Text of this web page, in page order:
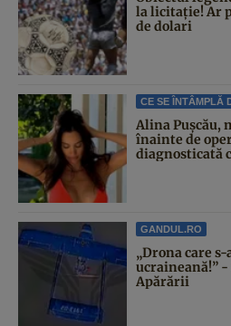
la licitație! Ar
de dolari
CE SE ÎNTÂMPLĂ
Alina Pușcău,
înainte de
diagnosticată
GANDUL.RO
„Drona care
ucraineană!”
Apărării